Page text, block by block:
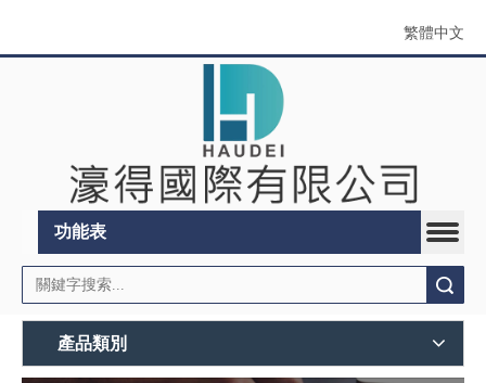
繁體中文
功能表
產品類別